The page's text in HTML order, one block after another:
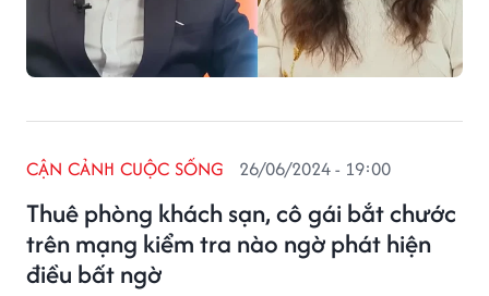
Thuê phòng khách sạn, cô gái bắt chước
trên mạng kiểm tra nào ngờ phát hiện
điều bất ngờ
CẬN CẢNH CUỘC SỐNG 26/06/2024 - 19:00